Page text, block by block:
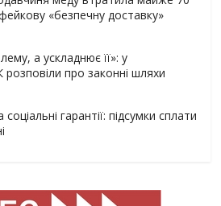
«безпечну доставку»
а ускладнює її»: у
про законні шляхи
гарантії: підсумки сплати